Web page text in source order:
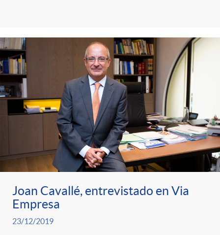
o
r
i
s
Joan Cavallé, entrevistado en Via
Empresa
23/12/2019